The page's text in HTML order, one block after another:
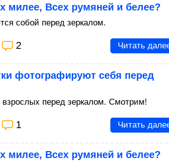
милее, Всех румяней и белее?
собой перед зеркалом.
2 Читать
фотографируют себя перед
перед зеркалом. Смотрим!
1 Читать
милее, Всех румяней и белее?